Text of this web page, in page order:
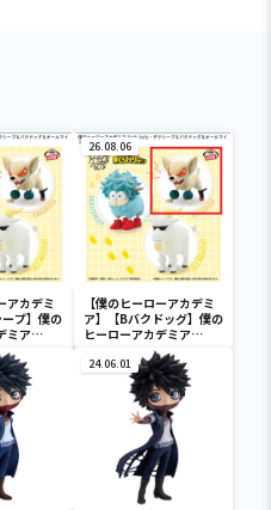
アカデミ
プ】僕の
ミア
クシー
＆オール
26.08.06
【僕のヒーローアカデミ
ア】【Bバクドッグ】僕の
ヒーローアカデミア
Fluffy Puffy～デクシー
プ＆バクドッグ＆オール
マイゴート～
24.06.01